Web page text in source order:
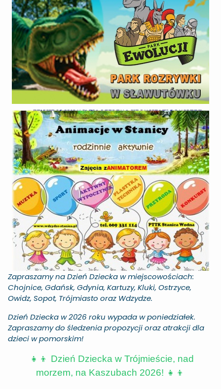
Zapraszamy na Dzień Dziecka w miejscowościach:
Chojnice, Gdańsk, Gdynia, Kartuzy, Kluki, Ostrzyce,
Owidz, Sopot, Trójmiasto oraz Wdzydze.
Dzień Dziecka w 2026 roku wypada w poniedziałek.
Zapraszamy do śledzenia propozycji oraz atrakcji dla
dzieci w pomorskim!
👧👦 Dzień Dziecka w Trójmieście, nad
morzem, na Kaszubach 2026! 👧👦